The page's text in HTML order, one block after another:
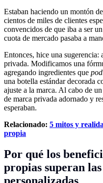
Estaban haciendo un montón
cientos de miles de clientes
convencidos de que iba a ser
cuota de mercado pasaba a
Entonces, hice una sugerencia:
privada. Modificamos una
agregando ingredientes que
una botella estándar decorada
ajuste a la marca. Al cabo de
de marca privada adornado y
esperaban.
Relacionado: 5 mitos y
propia
Por qué los
propias superan